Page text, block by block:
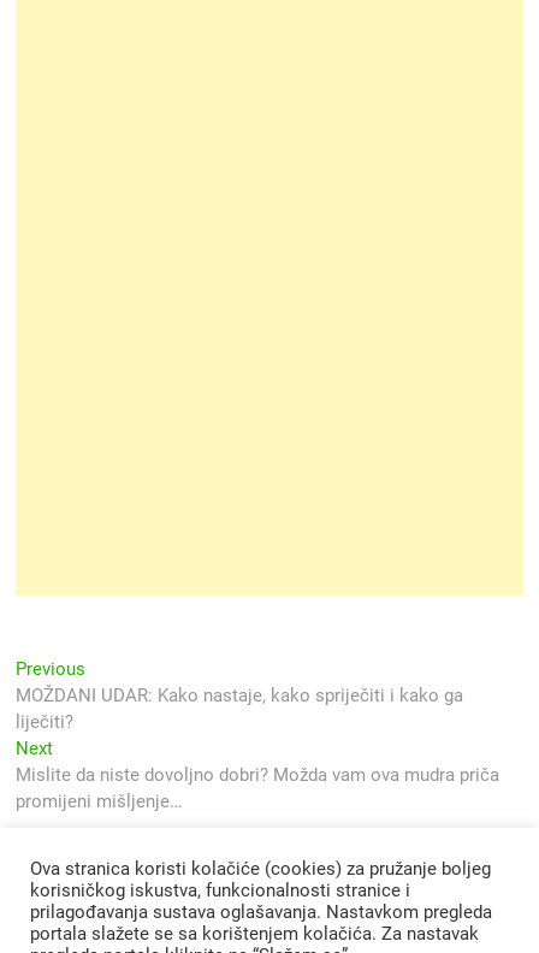
Navigacija
objava
Previous
post:
MOŽDANI UDAR: Kako nastaje, kako spriječiti i kako ga
liječiti?
NextNext
post:
Mislite da niste dovoljno dobri? Možda vam ova mudra priča
promijeni mišljenje…
Ova stranica koristi kolačiće (cookies) za pružanje boljeg
korisničkog iskustva, funkcionalnosti stranice i
prilagođavanja sustava oglašavanja. Nastavkom pregleda
portala slažete se sa korištenjem kolačića. Za nastavak